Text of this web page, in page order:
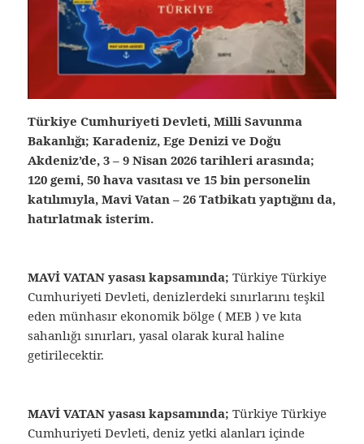
Türkiye Cumhuriyeti Devleti, Milli Savunma
Bakanlığı; Karadeniz, Ege Denizi ve Doğu
Akdeniz’de, 3 – 9 Nisan 2026 tarihleri arasında;
120 gemi, 50 hava vasıtası ve 15 bin personelin
katılımıyla,Mavi Vatan – 26 Tatbikatı yaptığını da,
hatırlatmak isterim.
MAVİ VATAN yasası kapsamında;Türkiye Türkiye
Cumhuriyeti Devleti, denizlerdeki sınırlarını teşkil
eden münhasır ekonomik bölge ( MEB ) ve kıta
sahanlığı sınırları, yasal olarak kural haline
getirilecektir.
MAVİ VATAN yasası kapsamında; Türkiye Türkiye
Cumhuriyeti Devleti, deniz yetki alanları içinde